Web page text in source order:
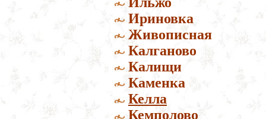
Ириновка
Живописная
Калганово
Калищи
Каменка
Келла
Кемполово